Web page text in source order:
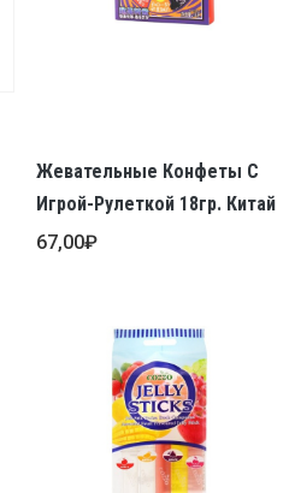
Жевательные Конфеты С
Игрой-Рулеткой 18гр. Китай
67,00₽